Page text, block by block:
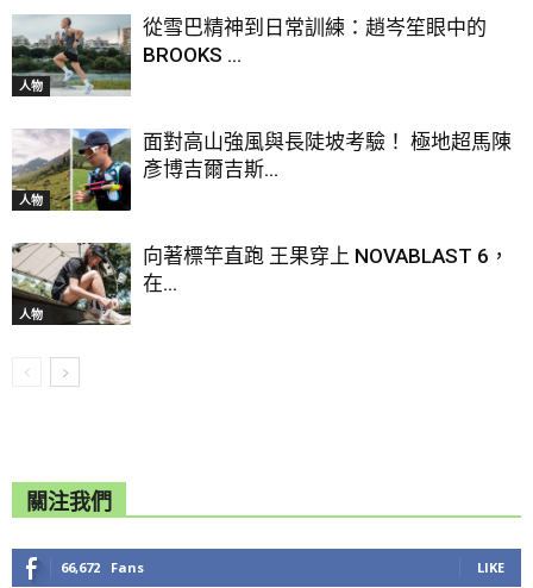
人物
從雪巴精神到日常訓練：趙岑笙眼中的
BROOKS ...
人物
面對高山強風與長陡坡考驗！ 極地超馬陳
彥博吉爾吉斯...
人物
向著標竿直跑 王果穿上 NOVABLAST 6，
在...
關注我們
66,672 Fans LIKE